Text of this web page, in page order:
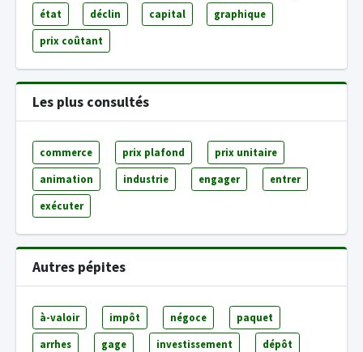
état déclin capital graphique
prix coûtant
Les plus consultés
commerce prix plafond prix unitaire
animation industrie engager entrer
exécuter
Autres pépites
à-valoir impôt négoce paquet
arrhes gage investissement dépôt